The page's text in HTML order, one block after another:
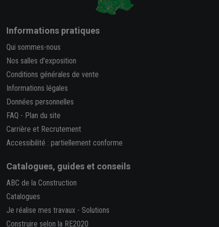
Informations pratiques
Qui sommes-nous
Nos salles d'exposition
Conditions générales de vente
Informations légales
Données personnelles
FAQ - Plan du site
Carrière et Recrutement
Accessibilité : partiellement conforme
Catalogues, guides et conseils
ABC de la Construction
Catalogues
Je réalise mes travaux - Solutions
Construire selon la RE2020